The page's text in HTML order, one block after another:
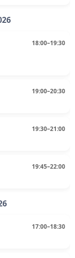
18:00–19:30
19:00–20:30
19:30–21:00
19:45–22:00
17:00–18:30